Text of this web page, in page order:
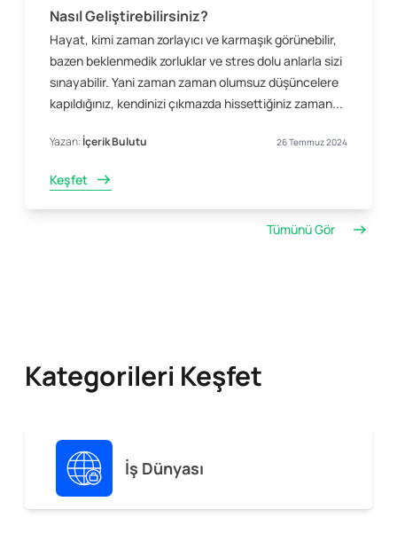
Nasıl Geliştirebilirsiniz?
Hayat, kimi zaman zorlayıcı ve karmaşık görünebilir,
bazen beklenmedik zorluklar ve stres dolu anlarla sizi
sınayabilir. Yani zaman zaman olumsuz düşüncelere
kapıldığınız, kendinizi çıkmazda hissettiğiniz zaman...
Yazan:İçerik Bulutu 26 Temmuz 2024
Keşfet
Tümünü Gör
Kategorileri Keşfet
İş Dünyası